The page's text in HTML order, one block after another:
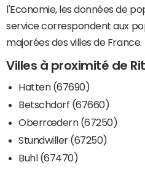
l'Economie, les données de
service correspondent aux
majorées des villes de France.
Villes à proximité de
Hatten (67690)
Betschdorf (67660)
Oberrœdern (67250)
Stundwiller (67250)
Buhl (67470)